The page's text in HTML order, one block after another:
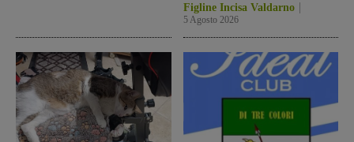
Figline Incisa Valdarno
5 Agosto 2026